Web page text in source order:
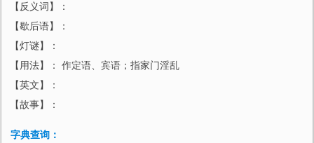
【反义词】：
【歇后语】：
【灯谜】：
【用法】： 作定语、宾语；指家门淫乱
【英文】：
【故事】：
字典查询：